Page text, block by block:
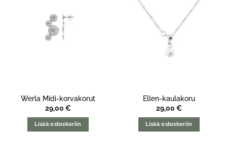
Werla Midi-korvakorut
29,00 €
Lisää ostoskoriin
Ellen-kaulakoru
29,00 €
Lisää ostoskoriin